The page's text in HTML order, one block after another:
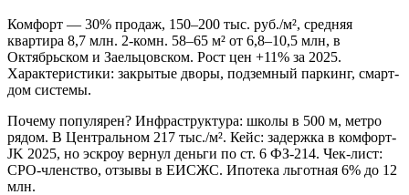
Комфорт — 30% продаж, 150–200 тыс. руб./м², средняя
квартира 8,7 млн. 2-комн. 58–65 м² от 6,8–10,5 млн, в
Октябрьском и Заельцовском. Рост цен +11% за 2025.
Характеристики: закрытые дворы, подземный паркинг, смарт-
дом системы.
Почему популярен? Инфраструктура: школы в 500 м, метро
рядом. В Центральном 217 тыс./м². Кейс: задержка в комфорт-
JK 2025, но эскроу вернул деньги по ст. 6 ФЗ-214. Чек-лист:
СРО-членство, отзывы в ЕИСЖС. Ипотека льготная 6% до 12
млн.